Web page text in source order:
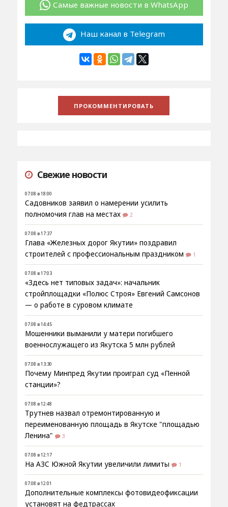
Самые важные новости в WhatsApp
Наш канал в Telegram
Свежие новости
07.08 в 18:00
Садовников заявил о намерении усилить
полномочия глав на местах
2
07.08 в 17:37
Глава «Железных дорог Якутии» поздравил
строителей с профессиональным праздником
1
07.08 в 17:03
«Здесь нет типовых задач»: начальник
стройплощадки «Полюс Строя» Евгений Самсонов
— о работе в суровом климате
07.08 в 14:45
Мошенники выманили у матери погибшего
военнослужащего из Якутска 5 млн рублей
07.08 в 13:30
Почему Минпред Якутии проиграл суд «Пенной
станции»?
07.08 в 12:48
Трутнев назвал отремонтированную и
переименованную площадь в Якутске "площадью
Ленина"
3
07.08 в 12:17
На АЗС Южной Якутии увеличили лимиты 1
07.08 в 12:01
Дополнительные комплексы фотовидеофиксации
установят на федтрассах